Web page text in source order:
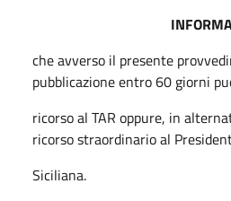
che avverso il presente
pubblicazione entro 60 giorni
ricorso al TAR oppure, in
ricorso straordinario al
Siciliana.